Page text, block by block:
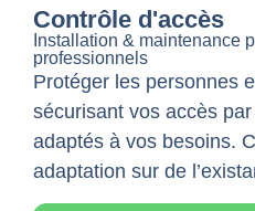
Contrôle d'accès
Installation & maintenance
professionnels
Protéger les personnes
sécurisant vos accès
adaptés à vos besoins.
adaptation sur de